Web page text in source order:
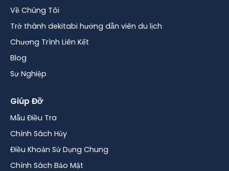
Về Chúng Tôi
Trở thành dekitabi hướng dẫn viên du lịch
Chương Trình Liên Kết
Blog
Sự Nghiệp
Giúp Đỡ
Mẫu Điều Tra
Chính Sách Hủy
Điều Khoản Sử Dụng Chung
Chính Sách Bảo Mật